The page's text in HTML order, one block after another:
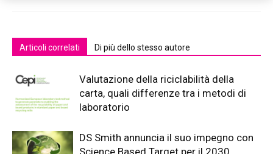
Articoli correlati Di più dello stesso autore
Valutazione della riciclabilità della
carta, quali differenze tra i metodi di
laboratorio
DS Smith annuncia il suo impegno con